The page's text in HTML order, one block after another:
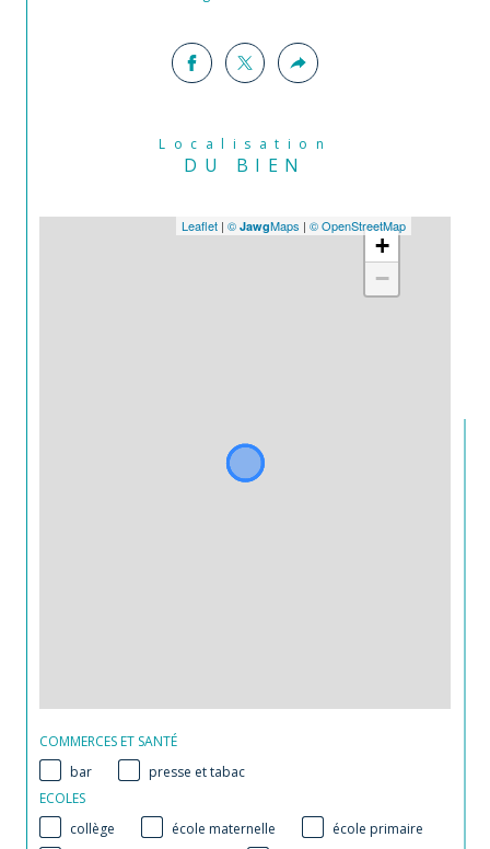
Localisation
DU BIEN
+
−
Leaflet | © JawgMaps | © OpenStreetMap
COMMERCES ET SANTÉ
bar
presse et tabac
ECOLES
collège
école maternelle
école primaire